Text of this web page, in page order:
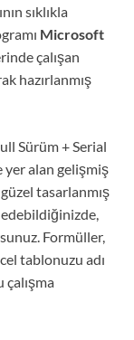
sıklıkla
Microsoft
çalışan
hazırlanmış
Sürüm + Serial
yer alan gelişmiş
tasarlanmış
Formüller,
tablonuzu adı
çalışma